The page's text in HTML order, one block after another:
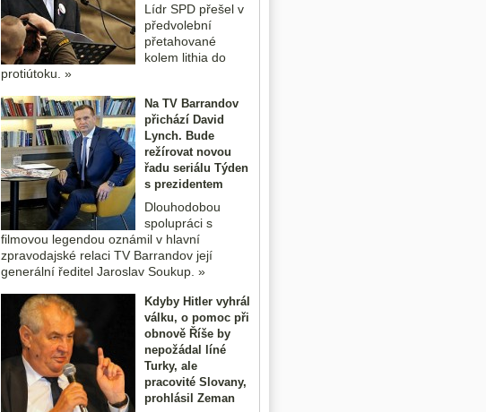
Lídr SPD přešel v
předvolební
přetahované
kolem lithia do
protiútoku. »
Na TV Barrandov
přichází David
Lynch. Bude
režírovat novou
řadu seriálu Týden
s prezidentem
Dlouhodobou
spolupráci s
filmovou legendou oznámil v hlavní
zpravodajské relaci TV Barrandov její
generální ředitel Jaroslav Soukup. »
Kdyby Hitler vyhrál
válku, o pomoc při
obnově Říše by
nepožádal líné
Turky, ale
pracovité Slovany,
prohlásil Zeman